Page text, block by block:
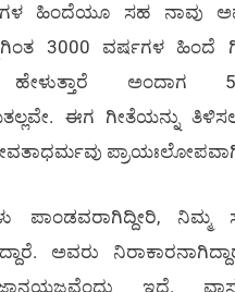
ಹಿಂದೆಯೂ ಸಹ ನಾವು
3000 ವರ್ಷಗಳ ಹಿಂದೆ
ಹೇಳುತ್ತಾರೆ ಅಂದಾಗ
ಈಗ ಗೀತೆಯನ್ನು ತಿಳಿಸಲು
ಪಾಂಡವರಾಗಿದ್ದೀರಿ,
ಅವರು
ಇದೆ.